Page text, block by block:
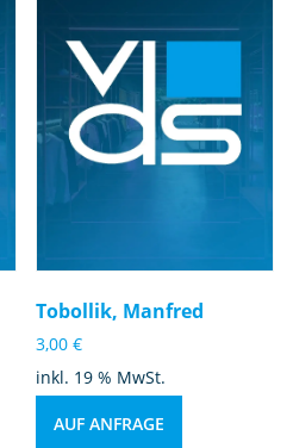
Tobollik, Manfred
3,00€
inkl. 19 % MwSt.
AUF ANFRAGE